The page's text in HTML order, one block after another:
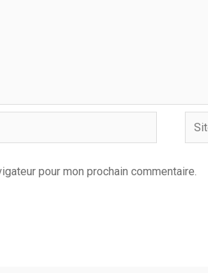
Site
pour mon prochain commentaire.